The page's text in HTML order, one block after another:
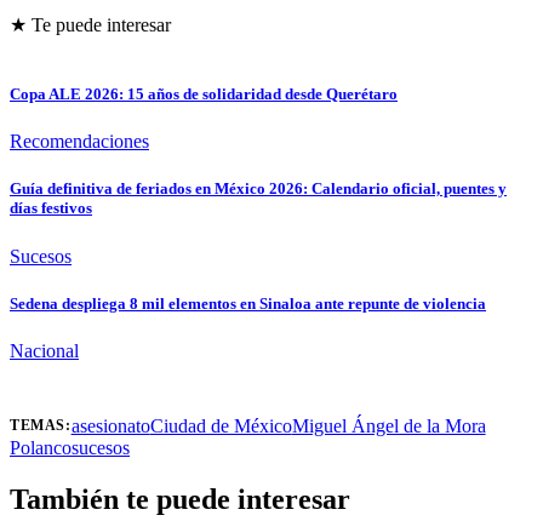
★ Te puede interesar
Copa ALE 2026: 15 años de solidaridad desde Querétaro
Recomendaciones
Guía definitiva de feriados en México 2026: Calendario oficial, puentes y
días festivos
Sucesos
Sedena despliega 8 mil elementos en Sinaloa ante repunte de violencia
Nacional
TEMAS:asesionatoCiudad de MéxicoMiguel Ángel de la Mora
Polancosucesos
También te puede interesar